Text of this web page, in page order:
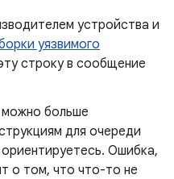
устройства и
уязвимого
строку в сообщение
больше
для очереди
Ошибка,
о том, что что-то не